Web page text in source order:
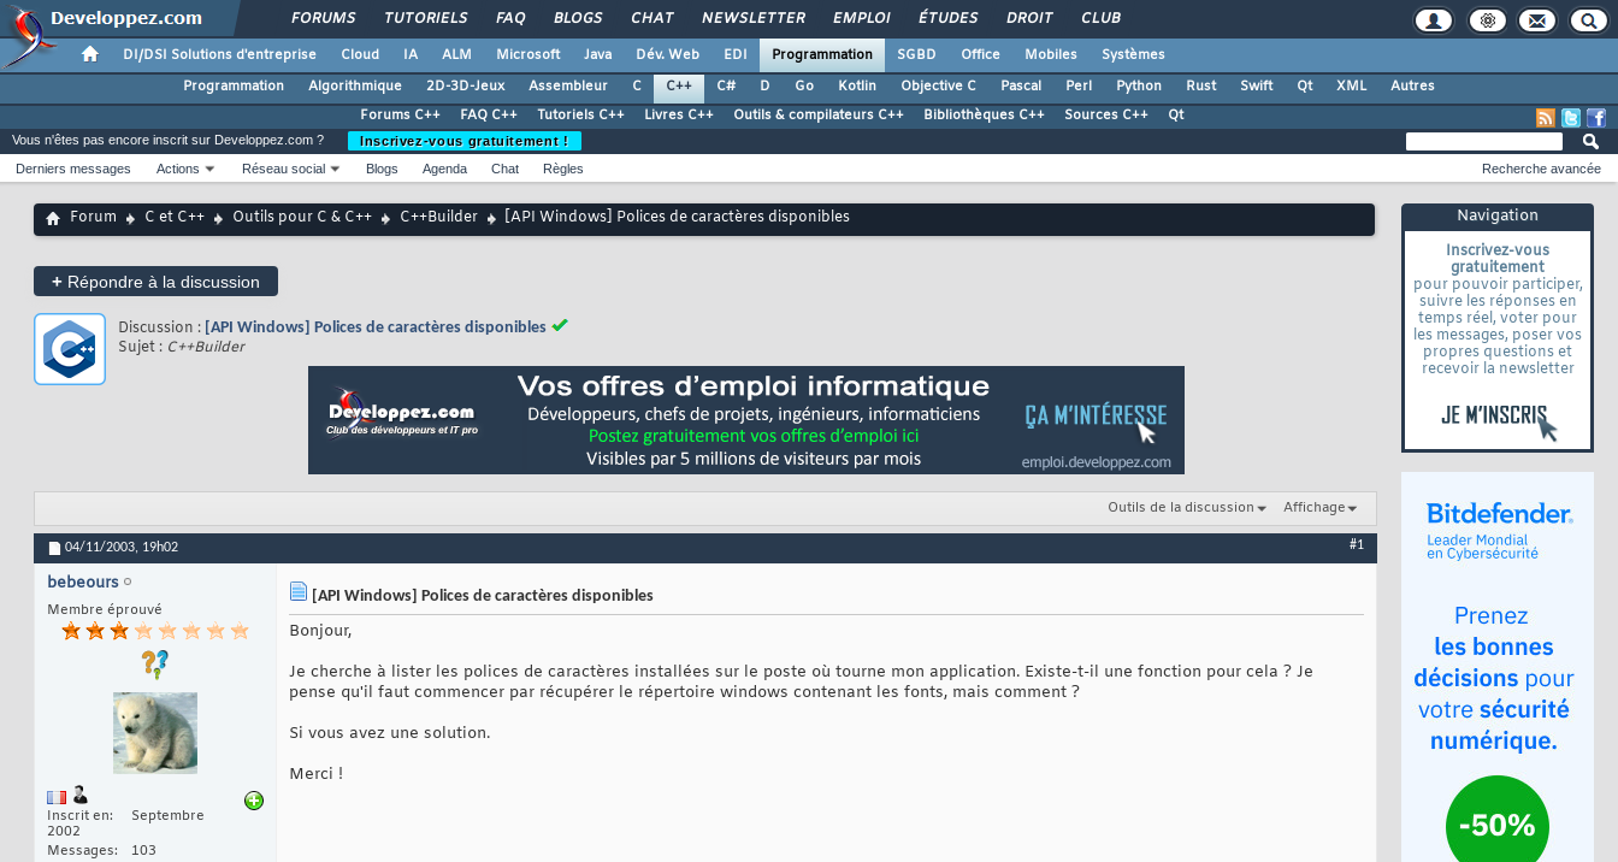
FORUMS TUTORIELS FAQ BLOGS CHAT NEWSLETTER EMPLOI ÉTUDES DROIT CLUB
DI/DSI Solutions d'entreprise Cloud IA ALM Microsoft Java Dév. Web EDI Programmation SGBD Office Mobiles
Systèmes
Programmation
Algorithmique 2D-3D-Jeux Assembleur C C++ C# D Go Kotlin Objective C Pascal Perl Python Rust Swift Qt XML
Autres
Forums C++
FAQ C++ Tutoriels C++ Livres C++ Outils & compilateurs C++ Bibliothèques C++ Sources C++ Qt
Navigation
Inscrivez-vous
gratuitement
pour pouvoir participer,
suivre les réponses en
temps réel, voter pour
les messages, poser vos
propres questions et
recevoir la newsletter
Vous n'êtes pas encore inscrit sur Developpez.com ?
Inscrivez-vous gratuitement !
Derniers messages
Actions Réseau social Blogs Agenda Chat Règles Recherche avancée
Forum C et C++ Outils pour C & C++ C++Builder [API Windows] Polices de caractères disponibles
+ Répondre à la discussion
Discussion : [API Windows] Polices de caractères disponibles
Sujet : C++Builder
Outils de la discussion Affichage
04/11/2003, 19h02 #1
bebeours
Membre éprouvé
Inscrit en
Septembre
2002
Messages
103
[API Windows] Polices de caractères disponibles
Bonjour,
Je cherche à lister les polices de caractères installées sur le poste où tourne mon application. Existe-t-il une fonction pour cela ? Je
pense qu'il faut commencer par récupérer le répertoire windows contenant les fonts, mais comment ?
Si vous avez une solution.
Merci !